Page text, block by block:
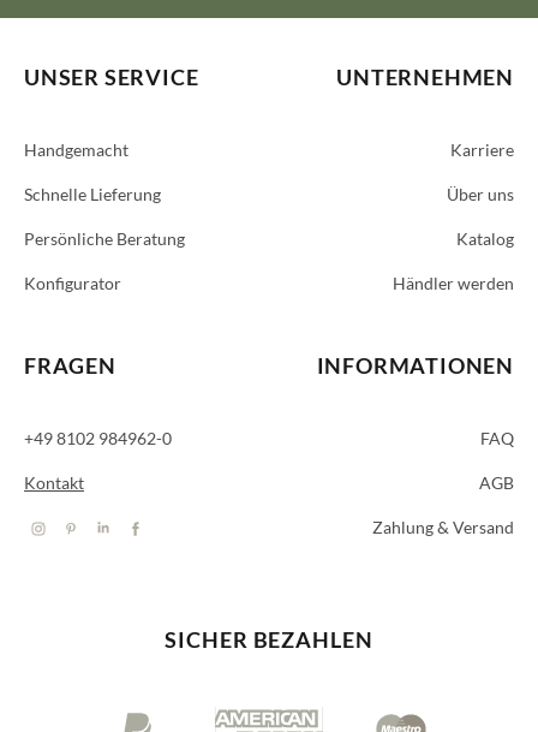
UNSER SERVICE
Handgemacht
Schnelle Lieferung
Persönliche Beratung
Konfigurator
FRAGEN
+49 8102 984962-0
Kontakt
UNTERNEHMEN
Karriere
Über uns
Katalog
Händler werden
INFORMATIONEN
FAQ
AGB
Zahlung & Versand
SICHER BEZAHLEN